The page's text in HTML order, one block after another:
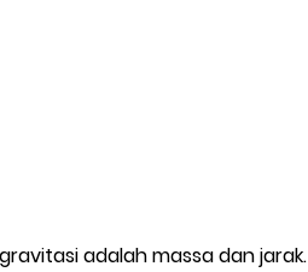
adalah massa dan jarak.